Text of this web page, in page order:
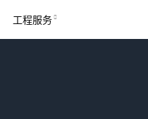
工程服务